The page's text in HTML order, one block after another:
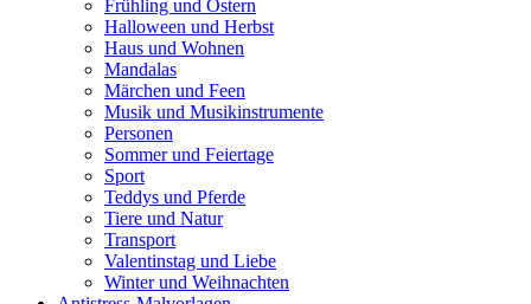
Frühling und Ostern
Halloween und Herbst
Haus und Wohnen
Mandalas
Märchen und Feen
Musik und Musikinstrumente
Personen
Sommer und Feiertage
Sport
Teddys und Pferde
Tiere und Natur
Transport
Valentinstag und Liebe
Winter und Weihnachten